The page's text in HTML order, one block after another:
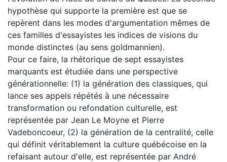
hypothèse qui supporte la première est que se
repèrent dans les modes d'argumentation mêmes de
ces familles d'essayistes les indices de visions du
monde distinctes (au sens goldmannien).
Pour ce faire, la rhétorique de sept essayistes
marquants est étudiée dans une perspective
générationnelle: (1) la génération des classiques, qui
lance ses appels répétés à une nécessaire
transformation ou refondation culturelle, est
représentée par Jean Le Moyne et Pierre
Vadeboncoeur, (2) la génération de la centralité, celle
qui définit véritablement la culture québécoise en la
refaisant autour d'elle, est représentée par André